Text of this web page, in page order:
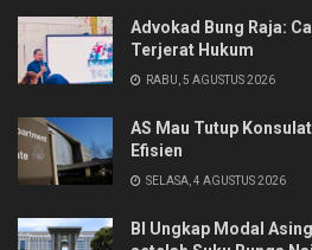
Advokad Bung Raja:
Terjerat Hukum
RABU, 5 AGUSTUS 2026
AS Mau Tutup
Efisien
SELASA, 4 AGUSTUS 2026
BI Ungkap Modal